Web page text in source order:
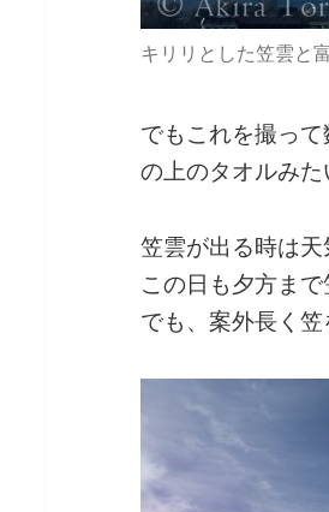
キリリとした笠雲と
でもこれを撮っ
の上のタオルみた
笠雲が出る時は天
この日も夕方まで
でも、案外長く笠